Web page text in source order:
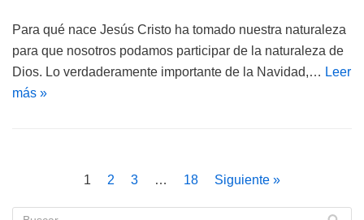
Para qué nace Jesús Cristo ha tomado nuestra naturaleza
para que nosotros podamos participar de la naturaleza de
Dios. Lo verdaderamente importante de la Navidad,… Leer
más »
1 2 3 … 18 Siguiente »